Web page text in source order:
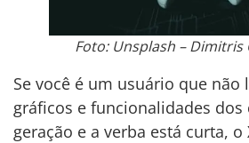
Foto: Unsplash – Dimitris
Se você é um usuário que não
gráficos e funcionalidades dos
geração e a verba está curta, o